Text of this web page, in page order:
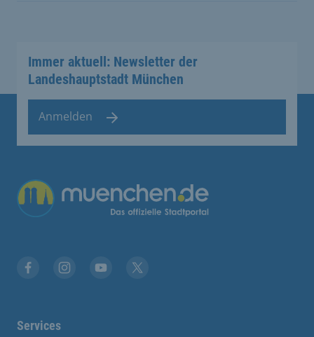
Immer aktuell: Newsletter der
Landeshauptstadt München
Anmelden
Übergreifende Links
Services